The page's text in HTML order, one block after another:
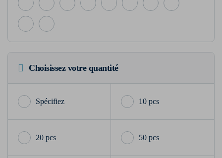
Choisissez votre quantité
10 pcs
20 pcs 50 pcs